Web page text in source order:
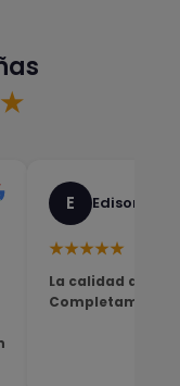
E Edison
★★★★★
La calidad del
Completamente